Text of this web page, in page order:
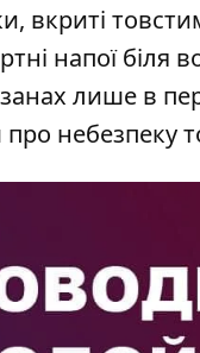
вкриті
напої біля
лише в
небезпеку